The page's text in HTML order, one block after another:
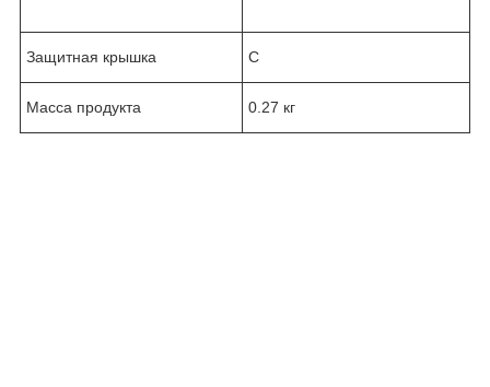
Защитная крышка С
Масса продукта 0.27 кг